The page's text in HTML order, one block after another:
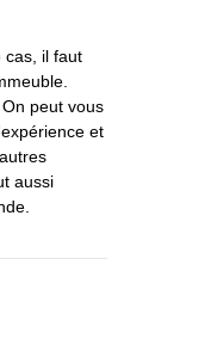
cas, il faut
peut vous
et
aussi